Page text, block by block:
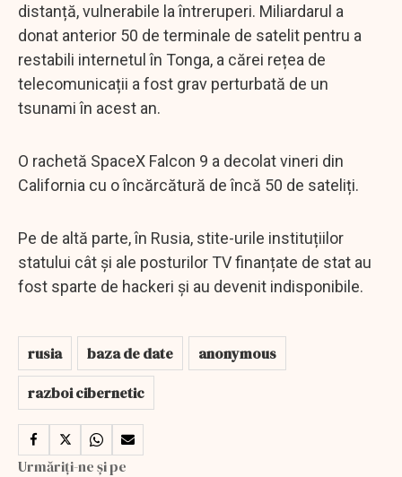
distanță, vulnerabile la întreruperi. Miliardarul a
donat anterior 50 de terminale de satelit pentru a
restabili internetul în Tonga, a cărei rețea de
telecomunicații a fost grav perturbată de un
tsunami în acest an.
O rachetă SpaceX Falcon 9 a decolat vineri din
California cu o încărcătură de încă 50 de sateliți.
Pe de altă parte, în Rusia, stite-urile instituțiilor
statului cât și ale posturilor TV finanțate de stat au
fost sparte de hackeri și au devenit indisponibile.
rusia baza de date
anonymous
razboi cibernetic
Urmăriți-ne și pe